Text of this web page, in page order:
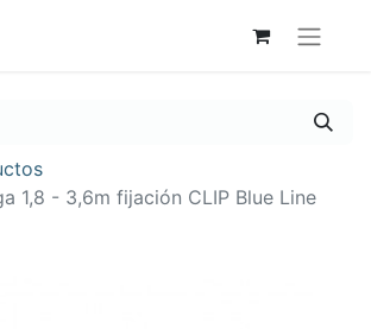
1,8 - 3,6m fijación CLIP Blue Line